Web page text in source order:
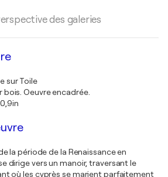
des galeries
sur Toile
bois. Oeuvre encadrée.
la période de la Renaissance en
dirige vers un manoir, traversant le
où les cyprès se marient parfaitement